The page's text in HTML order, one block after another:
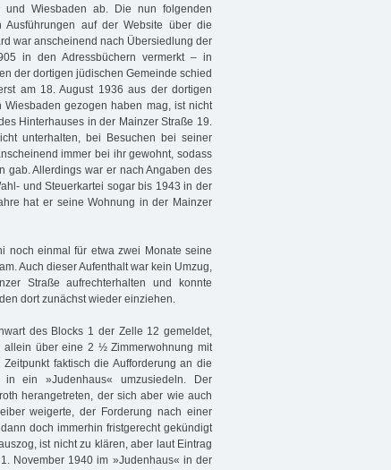
und Wiesbaden ab. Die nun folgenden
Ausführungen auf der Website über die
war anscheinend nach Übersiedlung der
in den Adressbüchern vermerkt – in
der dortigen jüdischen Gemeinde schied
am 18. August 1936 aus der dortigen
gezogen haben mag, ist nicht
Hinterhauses in der Mainzer Straße 19.
unterhalten, bei Besuchen bei seiner
immer bei ihr gewohnt, sodass
gab. Allerdings war er nach Angaben des
und Steuerkartei sogar bis 1943 in der
hat er seine Wohnung in der Mainzer
noch einmal für etwa zwei Monate seine
Auch dieser Aufenthalt war kein Umzug,
Straße aufrechterhalten und konnte
dort zunächst wieder einziehen.
des Blocks 1 der Zelle 12 gemeldet,
über eine 2 ½ Zimmerwohnung mit
faktisch die Aufforderung an die
in ein »Judenhaus« umzusiedeln. Der
herangetreten, der sich aber wie auch
weigerte, der Forderung nach einer
doch immerhin fristgerecht gekündigt
ist nicht zu klären, aber laut Eintrag
November 1940 im »Judenhaus« in der